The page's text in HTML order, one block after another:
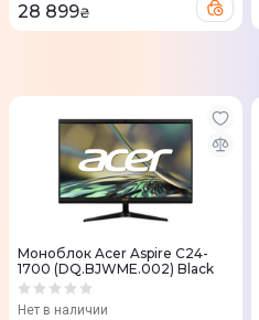
28 899₴
Моноблок Acer Aspire C24-
1700 (DQ.BJWME.002) Black
Нет в наличии